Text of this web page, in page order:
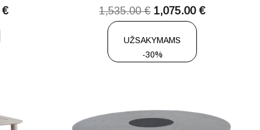
€ 1,535.00€ 1,075.00€
UŽSAKYMAMS
-30%